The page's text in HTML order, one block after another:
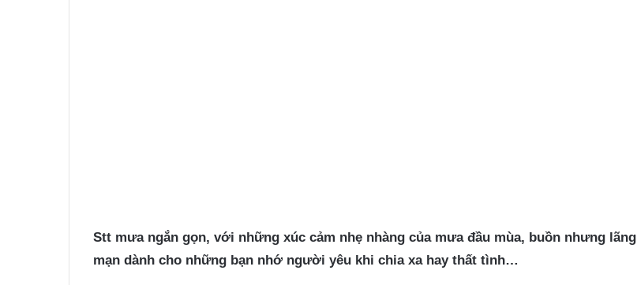
Stt mưangắn gọn, với những xúc cảm nhẹ nhàng của mưa đầu mùa, buồn nhưng lãng
mạn dành cho những bạn nhớ người yêu khi chia xa hay thất tình…